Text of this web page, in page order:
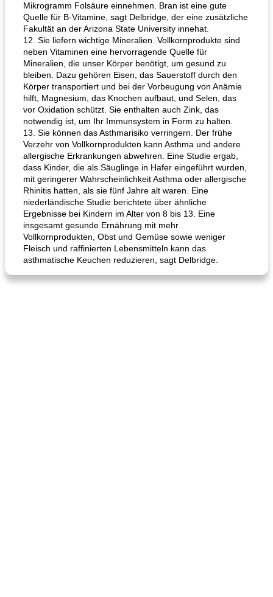
Mikrogramm Folsäure einnehmen. Bran ist eine gute
Quelle für B-Vitamine, sagt Delbridge, der eine zusätzliche
Fakultät an der Arizona State University innehat.
12. Sie liefern wichtige Mineralien. Vollkornprodukte sind
neben Vitaminen eine hervorragende Quelle für
Mineralien, die unser Körper benötigt, um gesund zu
bleiben. Dazu gehören Eisen, das Sauerstoff durch den
Körper transportiert und bei der Vorbeugung von Anämie
hilft, Magnesium, das Knochen aufbaut, und Selen, das
vor Oxidation schützt. Sie enthalten auch Zink, das
notwendig ist, um Ihr Immunsystem in Form zu halten.
13. Sie können das Asthmarisiko verringern. Der frühe
Verzehr von Vollkornprodukten kann Asthma und andere
allergische Erkrankungen abwehren. Eine Studie ergab,
dass Kinder, die als Säuglinge in Hafer eingeführt wurden,
mit geringerer Wahrscheinlichkeit Asthma oder allergische
Rhinitis hatten, als sie fünf Jahre alt waren. Eine
niederländische Studie berichtete über ähnliche
Ergebnisse bei Kindern im Alter von 8 bis 13. Eine
insgesamt gesunde Ernährung mit mehr
Vollkornprodukten, Obst und Gemüse sowie weniger
Fleisch und raffinierten Lebensmitteln kann das
asthmatische Keuchen reduzieren, sagt Delbridge.